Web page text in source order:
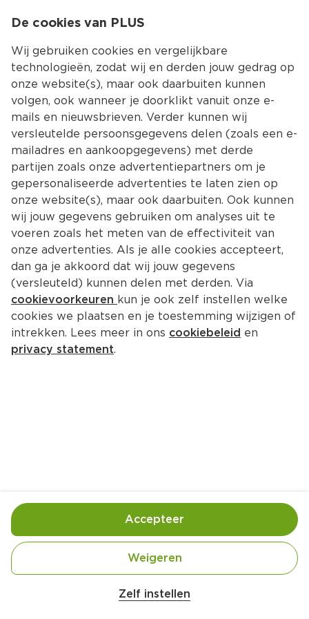
Kies jouw
Ingrediënten Bereiding
De cookies van PLUS
Wij gebruiken cookies en vergelijkbare
technologieën, zodat wij en derden jouw gedrag op
onze website(s), maar ook daarbuiten kunnen
volgen, ook wanneer je doorklikt vanuit onze e-
mails en nieuwsbrieven. Verder kunnen wij
versleutelde persoonsgegevens delen (zoals een e-
mailadres en aankoopgegevens) met derde
partijen zoals onze advertentiepartners om je
gepersonaliseerde advertenties te laten zien op
onze website(s), maar ook daarbuiten. Ook kunnen
wij jouw gegevens gebruiken om analyses uit te
voeren zoals het meten van de effectiviteit van
onze advertenties. Als je alle cookies accepteert,
dan ga je akkoord dat wij jouw gegevens
(versleuteld) kunnen delen met derden. Via
cookievoorkeuren kun je ook zelf instellen welke
cookies we plaatsen en je toestemming wijzigen of
intrekken. Lees meer in ons cookiebeleid en
privacy statement.
Zelf instellen
Weigeren
Accepteer